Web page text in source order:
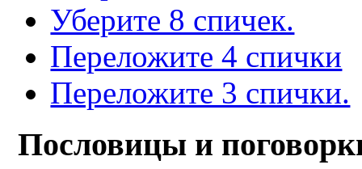
Уберите 8 спичек.
Переложите 4 спички
Переложите 3 спички.
Пословицы и